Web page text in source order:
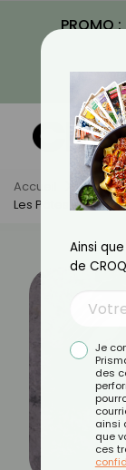
PROMO
Accueil Actus
Les Pâtes
Ainsi
de
Je
des
ainsi
que
ces